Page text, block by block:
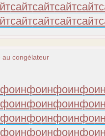
сайтсайтсайтсайт
сайтсайтсайтсайт
au congélateur
инфоинфоинфо
инфоинфоинфо
инфоинфоинфо
инфоинфоинфо